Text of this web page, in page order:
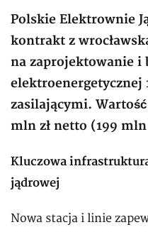
Polskie Elektrownie
kontrakt z
na zaprojektowanie i
elektroenergetycznej
zasilającymi.
mln zł netto (199
Kluczowa
jądrowej
Nowa stacja i linie